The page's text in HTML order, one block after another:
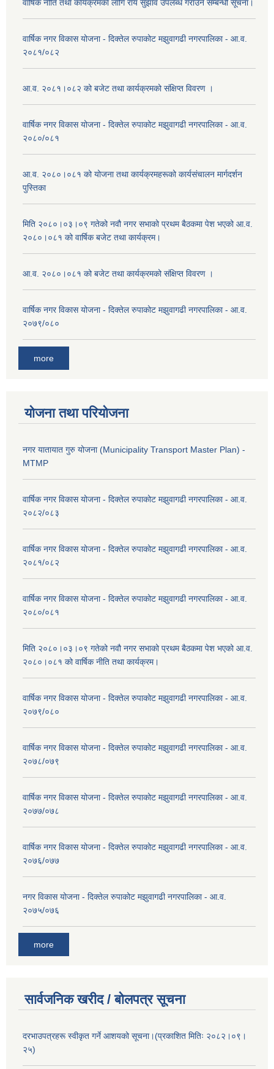
वार्षिक नीति तथा कार्यक्रमका लागि राय सुझाव उपलब्ध गराउने सम्बन्धी सूचना।
वार्षिक नगर विकास योजना - दिक्तेल रुपाकोट मझुवागढी नगरपालिका - आ.व.
२०८१/०८२
आ.व. २०८१।०८२ को बजेट तथा कार्यक्रमको संक्षिप्त विवरण ।
वार्षिक नगर विकास योजना - दिक्तेल रुपाकोट मझुवागढी नगरपालिका - आ.व.
२०८०/०८१
आ.व. २०८०।०८१ को योजना तथा कार्यक्रमहरूको कार्यसंचालन मार्गदर्शन
पुस्तिका
मिति २०८०।०३।०९ गतेको नवौ नगर सभाको प्रथम बैठकमा पेश भएको आ.व.
२०८०।०८१ को वार्षिक बजेट तथा कार्यक्रम।
आ.व. २०८०।०८१ को बजेट तथा कार्यक्रमको संक्षिप्त विवरण ।
वार्षिक नगर विकास योजना - दिक्तेल रुपाकोट मझुवागढी नगरपालिका - आ.व.
२०७९/०८०
more
योजना तथा परियोजना
नगर यातायात गुरु योजना (Municipality Transport Master Plan) -
MTMP
वार्षिक नगर विकास योजना - दिक्तेल रुपाकोट मझुवागढी नगरपालिका - आ.व.
२०८२/०८३
वार्षिक नगर विकास योजना - दिक्तेल रुपाकोट मझुवागढी नगरपालिका - आ.व.
२०८१/०८२
वार्षिक नगर विकास योजना - दिक्तेल रुपाकोट मझुवागढी नगरपालिका - आ.व.
२०८०/०८१
मिति २०८०।०३।०९ गतेको नवौ नगर सभाको प्रथम बैठकमा पेश भएको आ.व.
२०८०।०८१ को वार्षिक नीति तथा कार्यक्रम।
वार्षिक नगर विकास योजना - दिक्तेल रुपाकोट मझुवागढी नगरपालिका - आ.व.
२०७९/०८०
वार्षिक नगर विकास योजना - दिक्तेल रुपाकोट मझुवागढी नगरपालिका - आ.व.
२०७८/०७९
वार्षिक नगर विकास योजना - दिक्तेल रुपाकोट मझुवागढी नगरपालिका - आ.व.
२०७७/०७८
वार्षिक नगर विकास योजना - दिक्तेल रुपाकोट मझुवागढी नगरपालिका - आ.व.
२०७६/०७७
नगर विकास योजना - दिक्तेल रुपाकोट मझुवागढी नगरपालिका - आ.व.
२०७५/०७६
more
सार्वजनिक खरीद / बोलपत्र सूचना
दरभाउपत्रहरू स्वीकृत गर्ने आशयको सूचना।(प्रकाशित मितिः २०८२।०९।
२५)